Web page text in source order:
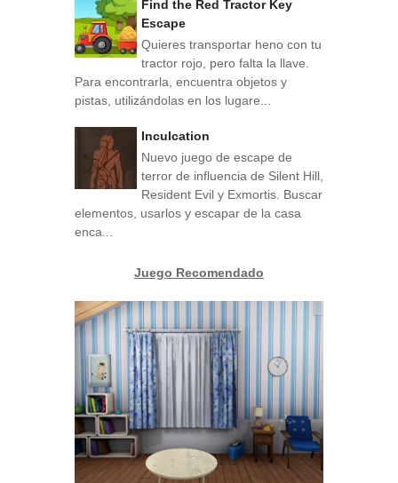
Find the Red Tractor Key
Escape
Quieres transportar heno con tu
tractor rojo, pero falta la llave.
Para encontrarla, encuentra objetos y
pistas, utilizándolas en los lugare...
Inculcation
Nuevo juego de escape de
terror de influencia de Silent Hill,
Resident Evil y Exmortis. Buscar
elementos, usarlos y escapar de la casa
enca...
Juego Recomendado